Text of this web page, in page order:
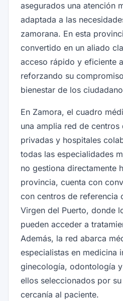
asegurados una atención
adaptada a las
zamorana. En esta
convertido en un aliado
acceso rápido y eficiente
reforzando su
bienestar de los
En Zamora, el cuadro
una amplia red de
privadas y hospitales
todas las especialidades
no gestiona directamente
provincia, cuenta con
con centros de referencia
Virgen del Puerto, donde
pueden acceder a
Además, la red abarca
especialistas en medicina
ginecología, odontología
ellos seleccionados por
cercanía al paciente.